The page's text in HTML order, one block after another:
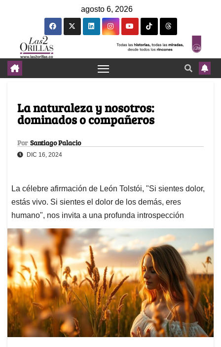
agosto 6, 2026
La naturaleza y nosotros:
dominados o compañeros
Por Santiago Palacio
DIC 16, 2024
La célebre afirmación de León Tolstói, "Si sientes dolor,
estás vivo. Si sientes el dolor de los demás, eres
humano", nos invita a una profunda introspección